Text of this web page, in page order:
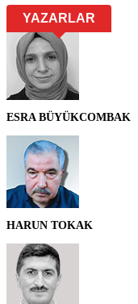
YAZARLAR
ESRA BÜYÜKCOMBAK
HARUN TOKAK